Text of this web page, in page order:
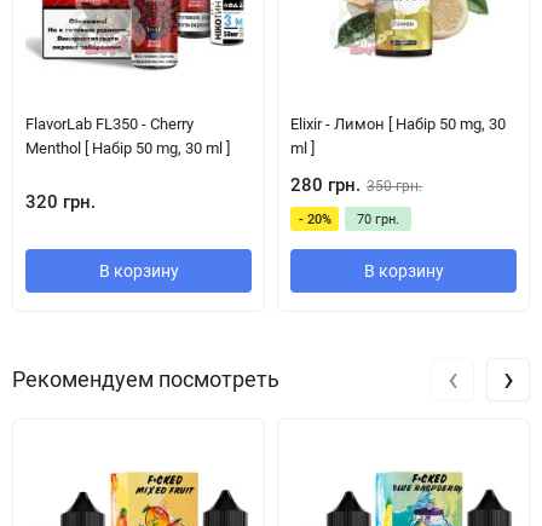
FlavorLab FL350 - Cherry
Menthol [ Набір 50 mg, 30 ml ]
320 грн.
В корзину
Elixir - Лимон [ Набір 50 mg, 30
ml ]
280 грн. 350 грн.
- 20% 70 грн.
В корзину
Рекомендуем посмотреть ‹ ›